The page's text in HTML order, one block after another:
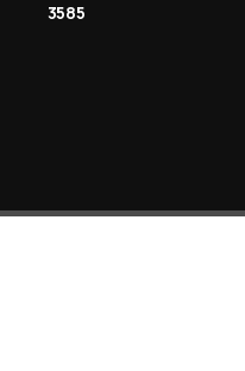
3585